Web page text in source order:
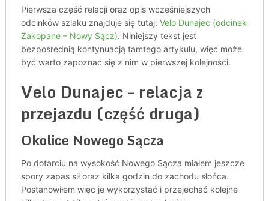
Pierwsza część relacji oraz opis wcześniejszych
odcinków szlaku znajduje się tutaj: Velo Dunajec (odcinek
Zakopane – Nowy Sącz). Niniejszy tekst jest
bezpośrednią kontynuacją tamtego artykułu, więc może
być warto zapoznać się z nim w pierwszej kolejności.
Velo Dunajec – relacja z
przejazdu (część druga)
Okolice Nowego Sącza
Po dotarciu na wysokość Nowego Sącza miałem jeszcze
spory zapas sił oraz kilka godzin do zachodu słońca.
Postanowiłem więc je wykorzystać i przejechać kolejne